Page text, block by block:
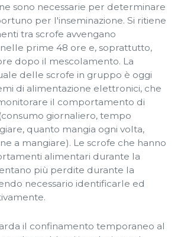
sono necessarie per determinare
per l'inseminazione. Si ritiene
tra scrofe avvengano
prime 48 ore e, soprattutto,
dopo il mescolamento. La
delle scrofe in gruppo è oggi
di alimentazione elettronici, che
il comportamento di
giornaliero, tempo
quanto mangia ogni volta,
a mangiare). Le scrofe che hanno
alimentari durante la
più perdite durante la
necessario identificarle ed
il confinamento temporaneo al